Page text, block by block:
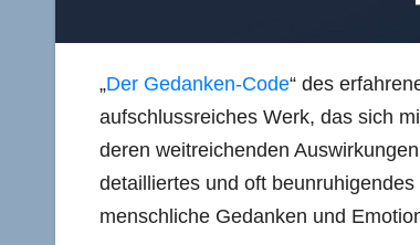
„Der Gedanken-Code“ des
aufschlussreiches Werk, das sich
deren weitreichenden
detailliertes und oft
menschliche Gedanken und